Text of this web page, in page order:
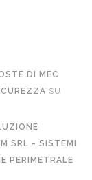
DI MEC
SU
SRL - SISTEMI
PERIMETRALE